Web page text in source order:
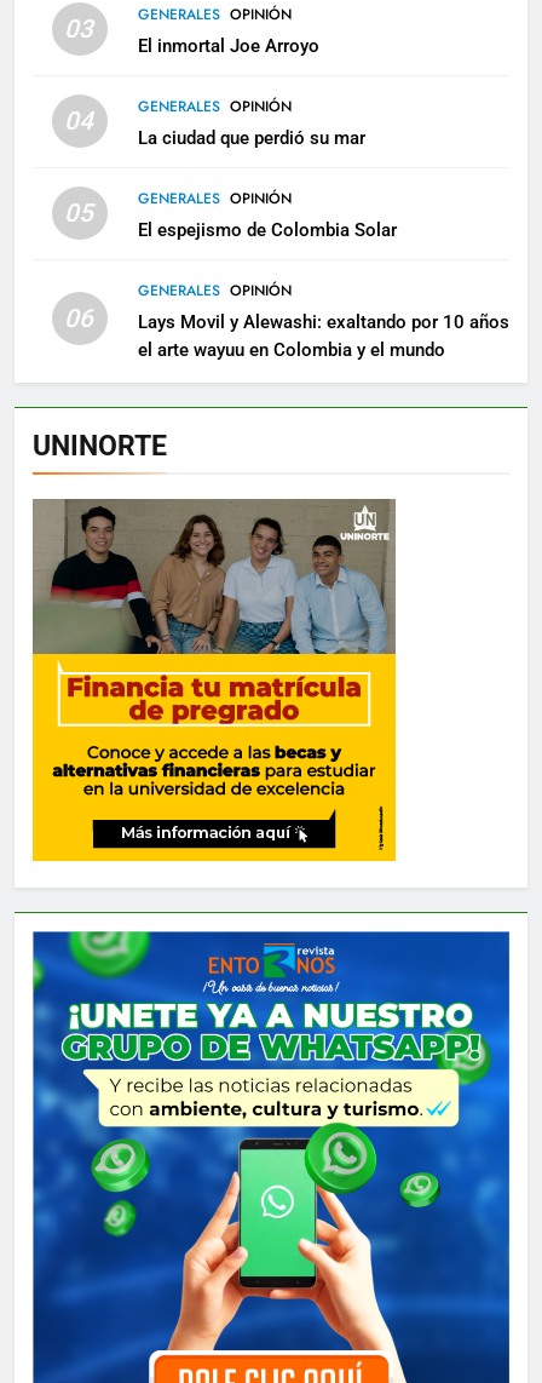
03 GENERALES OPINIÓN
El inmortal Joe Arroyo
04 GENERALES OPINIÓN
La ciudad que perdió su mar
05 GENERALES OPINIÓN
El espejismo de Colombia Solar
06
GENERALES OPINIÓN
Lays Movil y Alewashi: exaltando por 10 años
el arte wayuu en Colombia y el mundo
UNINORTE